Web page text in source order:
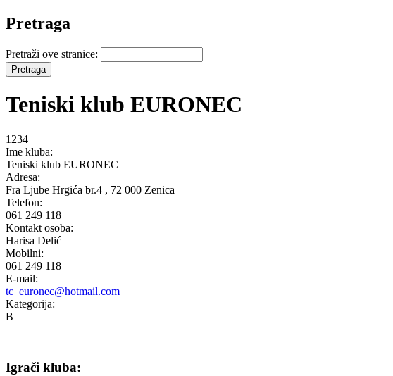
Pretraga
Pretraži ove stranice:
Teniski klub EURONEC
1234
Ime kluba:
Teniski klub EURONEC
Adresa:
Fra Ljube Hrgića br.4 , 72 000 Zenica
Telefon:
061 249 118
Kontakt osoba:
Harisa Delić
Mobilni:
061 249 118
E-mail:
tc_euronec@hotmail.com
Kategorija:
B
Igrači kluba: